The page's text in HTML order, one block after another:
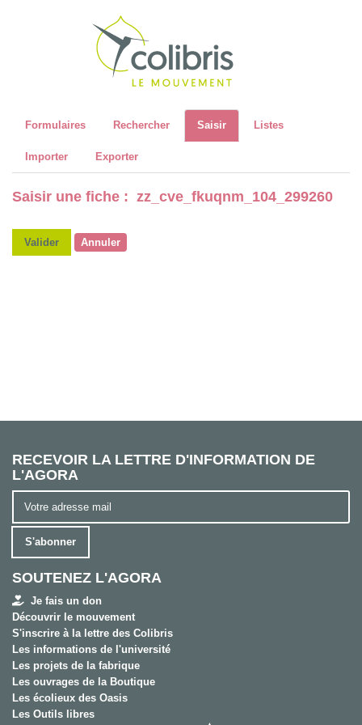
Formulaires Rechercher Saisir Listes
Importer Exporter
Saisir une fiche : zz_cve_fkuqnm_104_299260
Valider Annuler
RECEVOIR LA LETTRE D'INFORMATION DE
L'AGORA
S'abonner
SOUTENEZ L'AGORA
Je fais un don
Découvrir le mouvement
S'inscrire à la lettre des Colibris
Les informations de l'université
Les projets de la fabrique
Les ouvrages de la Boutique
Les écolieux des Oasis
Les Outils libres